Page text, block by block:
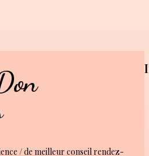
/ de meilleur conseil rendez-